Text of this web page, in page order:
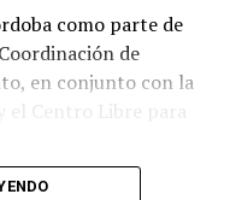
juveniles y para
cada categoría, por
formativos.
como parte de
de
en conjunto con la
el Centro Libre para
y representantes de